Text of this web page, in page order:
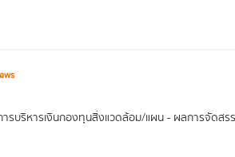
รบริหารเงินกองทุนสิ่งแวดล้อม/แผน - ผลการจัดสร